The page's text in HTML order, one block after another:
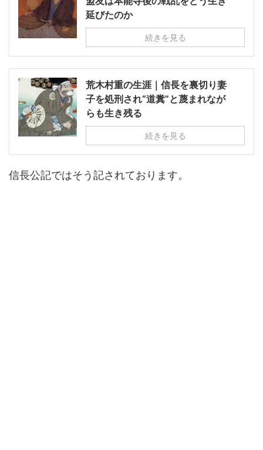
延びたのか
続きを見る
荒木村重の生涯｜信長を裏切り妻
子を処刑され“道糞”と蔑まれなが
らも生き残る
続きを見る
信長公記ではそう記されております。